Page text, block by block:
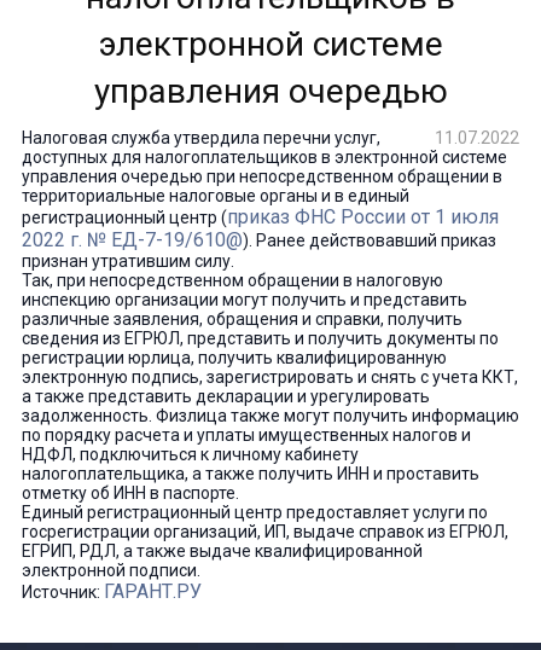
электронной системе
управления очередью
11.07.2022
Налоговая служба утвердила перечни услуг,
доступных для налогоплательщиков в электронной системе
управления очередью при непосредственном обращении в
территориальные налоговые органы и в единый
регистрационный центр (приказ ФНС России от 1 июля
2022 г. № ЕД-7-19/610@). Ранее действовавший приказ
признан утратившим силу.
Так, при непосредственном обращении в налоговую
инспекцию организации могут получить и представить
различные заявления, обращения и справки, получить
сведения из ЕГРЮЛ, представить и получить документы по
регистрации юрлица, получить квалифицированную
электронную подпись, зарегистрировать и снять с учета ККТ,
а также представить декларации и урегулировать
задолженность. Физлица также могут получить информацию
по порядку расчета и уплаты имущественных налогов и
НДФЛ, подключиться к личному кабинету
налогоплательщика, а также получить ИНН и проставить
отметку об ИНН в паспорте.
Единый регистрационный центр предоставляет услуги по
госрегистрации организаций, ИП, выдаче справок из ЕГРЮЛ,
ЕГРИП, РДЛ, а также выдаче квалифицированной
электронной подписи.
Источник: ГАРАНТ.РУ